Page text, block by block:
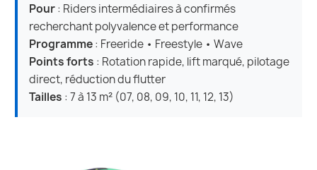
Pour: Riders intermédiaires à confirmés
recherchant polyvalence et performance
Programme: Freeride • Freestyle • Wave
Points forts : Rotation rapide, lift marqué, pilotage
direct, réduction du flutter
Tailles : 7 à 13 m² (07, 08, 09, 10, 11, 12, 13)